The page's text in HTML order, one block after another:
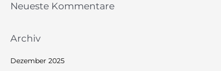
Neueste Kommentare
Archiv
Dezember 2025